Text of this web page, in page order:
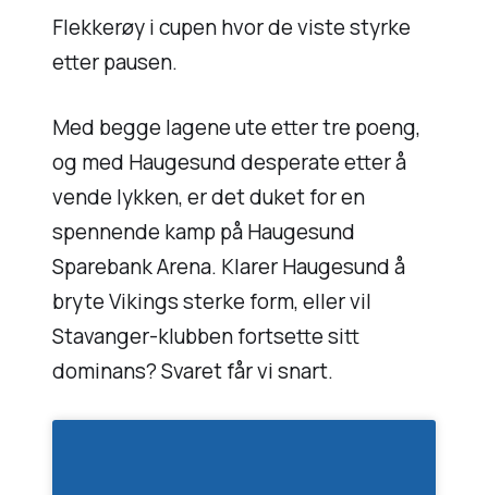
Flekkerøy i cupen hvor de viste styrke
etter pausen.
Med begge lagene ute etter tre poeng,
og med Haugesund desperate etter å
vende lykken, er det duket for en
spennende kamp på Haugesund
Sparebank Arena. Klarer Haugesund å
bryte Vikings sterke form, eller vil
Stavanger-klubben fortsette sitt
dominans? Svaret får vi snart.